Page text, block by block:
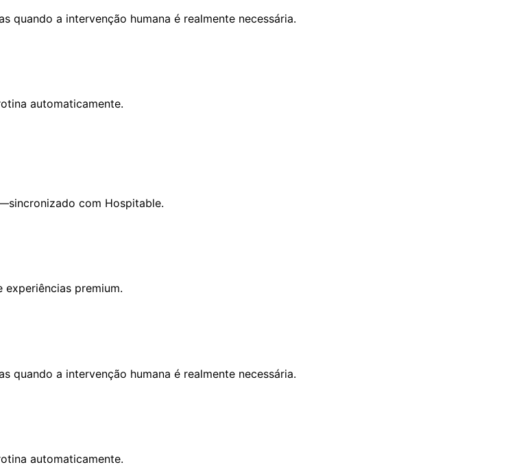
quando a intervenção humana é realmente necessária.
automaticamente.
com Hospitable.
premium.
quando a intervenção humana é realmente necessária.
automaticamente.